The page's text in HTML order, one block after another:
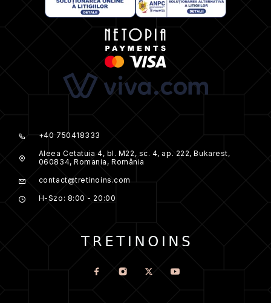
+40 750418333
Aleea Cetatuia 4, bl. M22, sc. 4, ap. 222, Bukarest,
060834, Romania, România
contact@tretinoins.com
H-Szo: 8:00 - 20:00